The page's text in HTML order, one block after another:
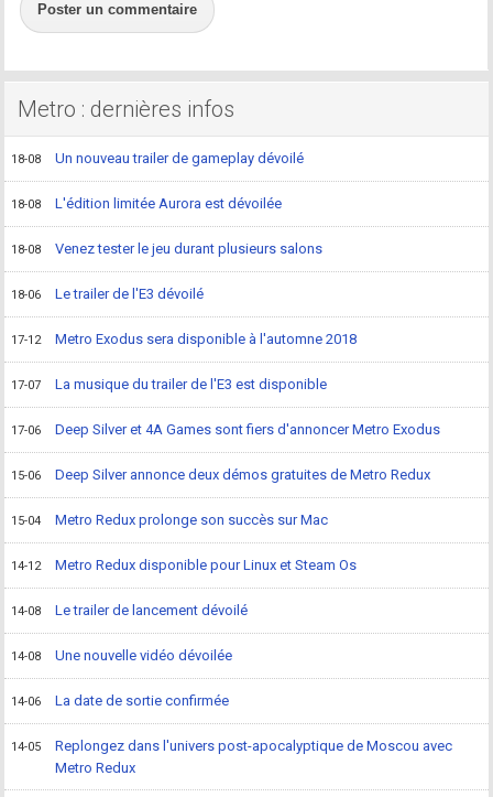
Poster un commentaire
Metro : dernières infos
18-08 Un nouveau trailer de gameplay dévoilé
18-08 L'édition limitée Aurora est dévoilée
18-08 Venez tester le jeu durant plusieurs salons
18-06 Le trailer de l'E3 dévoilé
17-12 Metro Exodus sera disponible à l'automne 2018
17-07 La musique du trailer de l'E3 est disponible
17-06 Deep Silver et 4A Games sont fiers d'annoncer Metro Exodus
15-06 Deep Silver annonce deux démos gratuites de Metro Redux
15-04 Metro Redux prolonge son succès sur Mac
14-12 Metro Redux disponible pour Linux et Steam Os
14-08 Le trailer de lancement dévoilé
14-08 Une nouvelle vidéo dévoilée
14-06 La date de sortie confirmée
14-05
Replongez dans l'univers post-apocalyptique de Moscou avec
Metro Redux